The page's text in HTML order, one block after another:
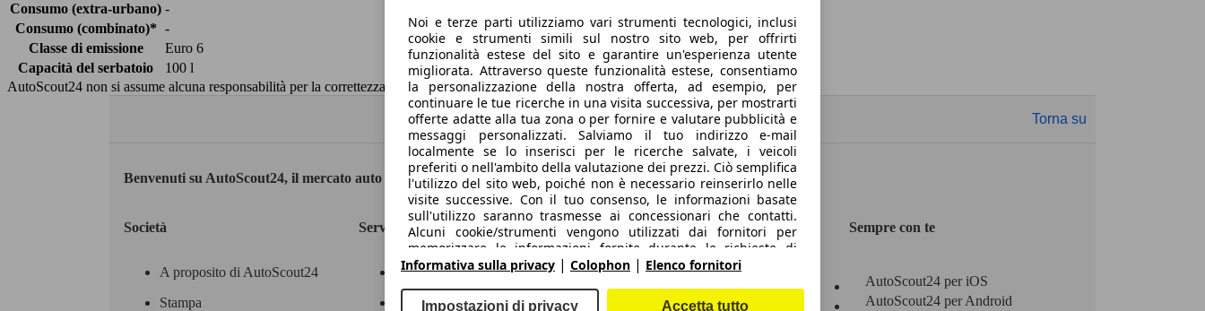
Consumo (extra-urbano) -
Consumo (combinato)* -
Classe di emissione
Euro 6
Capacità del serbatoio
100 l
AutoScout24 non si assume alcuna responsabilità per la correttezza dei dati.
Torna su
Benvenuti su AutoScout24, il mercato auto europeo.
Società
A proposito di AutoScout24
Stampa
Servizi
Contatti
Marche e modelli
Area rivenditori
Servizi per i dealer
Sempre con te
AutoScout24 per iOS
AutoScout24 per Android
Noi e terze parti utilizziamo vari strumenti tecnologici, inclusi
cookie e strumenti simili sul nostro sito web, per offrirti
funzionalità estese del sito e garantire un'esperienza utente
migliorata. Attraverso queste funzionalità estese, consentiamo
la personalizzazione della nostra offerta, ad esempio, per
continuare le tue ricerche in una visita successiva, per mostrarti
offerte adatte alla tua zona o per fornire e valutare pubblicità e
messaggi personalizzati. Salviamo il tuo indirizzo e-mail
localmente se lo inserisci per le ricerche salvate, i veicoli
preferiti o nell'ambito della valutazione dei prezzi. Ciò semplifica
l'utilizzo del sito web, poiché non è necessario reinserirlo nelle
visite successive. Con il tuo consenso, le informazioni basate
sull'utilizzo saranno trasmesse ai concessionari che contatti.
Alcuni cookie/strumenti vengono utilizzati dai fornitori per
memorizzare le informazioni fornite durante le richieste di
finanziamento per 30 giorni e per riutilizzarle automaticamente
finanziamento. Senza l'utilizzo di tali cookie/strumenti, tali
Informativa sulla privacy | Colophon | Elenco fornitori
Impostazioni di privacy Accetta tutto